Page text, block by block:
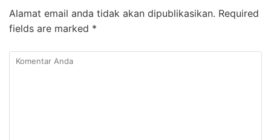
Alamat email anda tidak akan dipublikasikan. Required
fields are marked *